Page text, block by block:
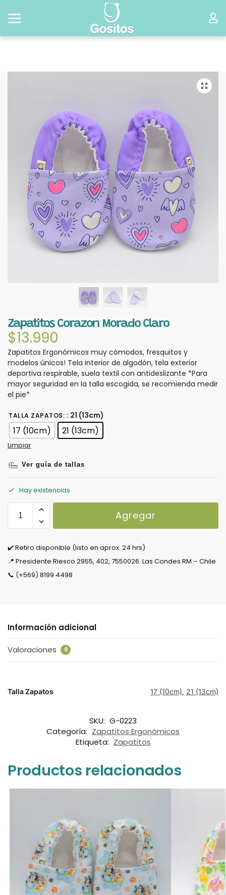
Zapatitos Corazon Morado Claro
$13.990
Zapatitos Ergonómicos muy cómodos, fresquitos y
modelos únicos! Tela interior de algodón, tela exterior
deportiva respirable, suela textil con antideslizante *Para
mayor seguridad en la talla escogida, se recomienda medir
el pie*
TALLA ZAPATOS: : 21 (13cm)
17 (10cm) 21 (13cm)
Limpiar
Ver guía de tallas
Hay existencias
Agregar
✔️ Retiro disponible (listo en aprox. 24 hrs)
📍 Presidente Riesco 2955, 402, 7550026. Las Condes RM – Chile
📞 (+569) 8199 4498
Información adicional
Valoraciones 0
Talla Zapatos 17 (10cm), 21 (13cm)
SKU: G-0223
Categoría: Zapatitos Ergonómicos
Etiqueta: Zapatitos
Productos relacionados